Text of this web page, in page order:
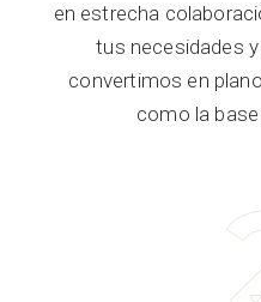
en estrecha
tus necesidades
convertimos en
como la